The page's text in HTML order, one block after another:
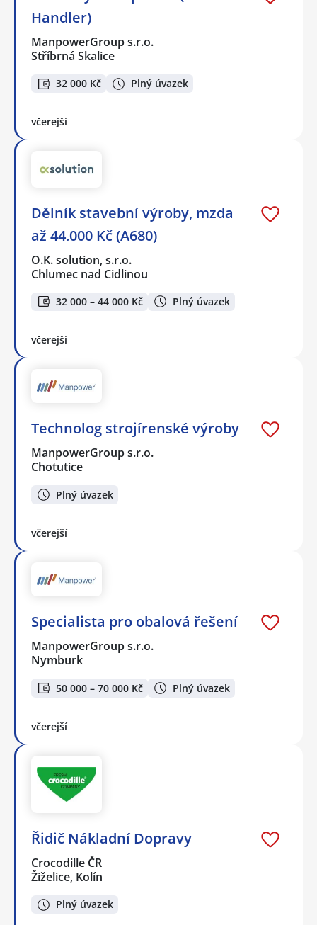
Handler)
ManpowerGroup s.r.o.
Stříbrná Skalice
32 000 Kč Plný úvazek
včerejší
Dělník stavební výroby, mzda
až 44.000 Kč (A680)
O.K. solution, s.r.o.
Chlumec nad Cidlinou
32 000 – 44 000 Kč Plný úvazek
včerejší
Technolog strojírenské výroby
ManpowerGroup s.r.o.
Chotutice
Plný úvazek
včerejší
Specialista pro obalová řešení
ManpowerGroup s.r.o.
Nymburk
50 000 – 70 000 Kč Plný úvazek
včerejší
Řidič Nákladní Dopravy
Crocodille ČR
Žiželice, Kolín
Plný úvazek